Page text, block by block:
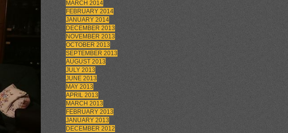
MARCH 2014
FEBRUARY 2014
JANUARY 2014
DECEMBER 2013
NOVEMBER 2013
OCTOBER 2013
SEPTEMBER 2013
AUGUST 2013
JULY 2013
JUNE 2013
MAY 2013
APRIL 2013
MARCH 2013
FEBRUARY 2013
JANUARY 2013
DECEMBER 2012